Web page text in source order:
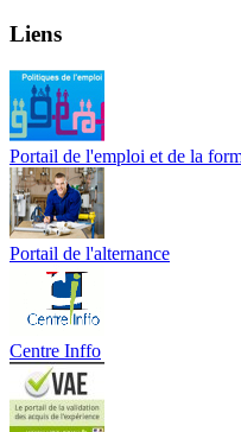
Liens
Portail de l'emploi et de la
Portail de l'alternance
Centre Inffo